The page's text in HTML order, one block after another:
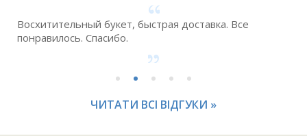
Восхитительный букет, быстрая доставка. Все
понравилось. Спасибо.
ЧИТАТИ ВСІ ВІДГУКИ »